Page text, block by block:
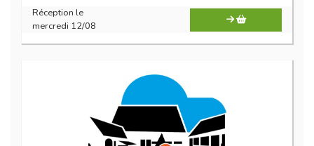
Réception le
mercredi 12/08